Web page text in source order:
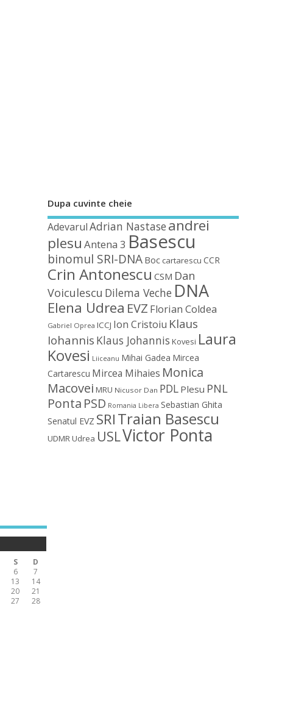
Dupa cuvinte cheie
Adevarul Adrian Nastaseandrei
plesu Antena 3 Basescu
binomul SRI-DNA Boc cartarescu CCR
Crin Antonescu CSM Dan
Voiculescu Dilema Veche DNA
Elena Udrea EVZ Florian Coldea
Gabriel Oprea ICCJ Ion Cristoiu Klaus
Iohannis Klaus Johannis Kovesi Laura
Kovesi Liiceanu Mihai Gadea Mircea
Cartarescu Mircea Mihaies Monica
Macovei MRU Nicusor Dan PDL Plesu PNL
Ponta PSD Romania Libera Sebastian Ghita
Senatul EVZ SRITraian Basescu
UDMRUdrea USLVictor Ponta
S
D
6
7
13
14
20
21
27
28